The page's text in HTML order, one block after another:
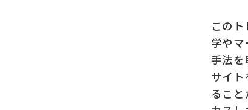
この
学や
手法を
サイ
ること